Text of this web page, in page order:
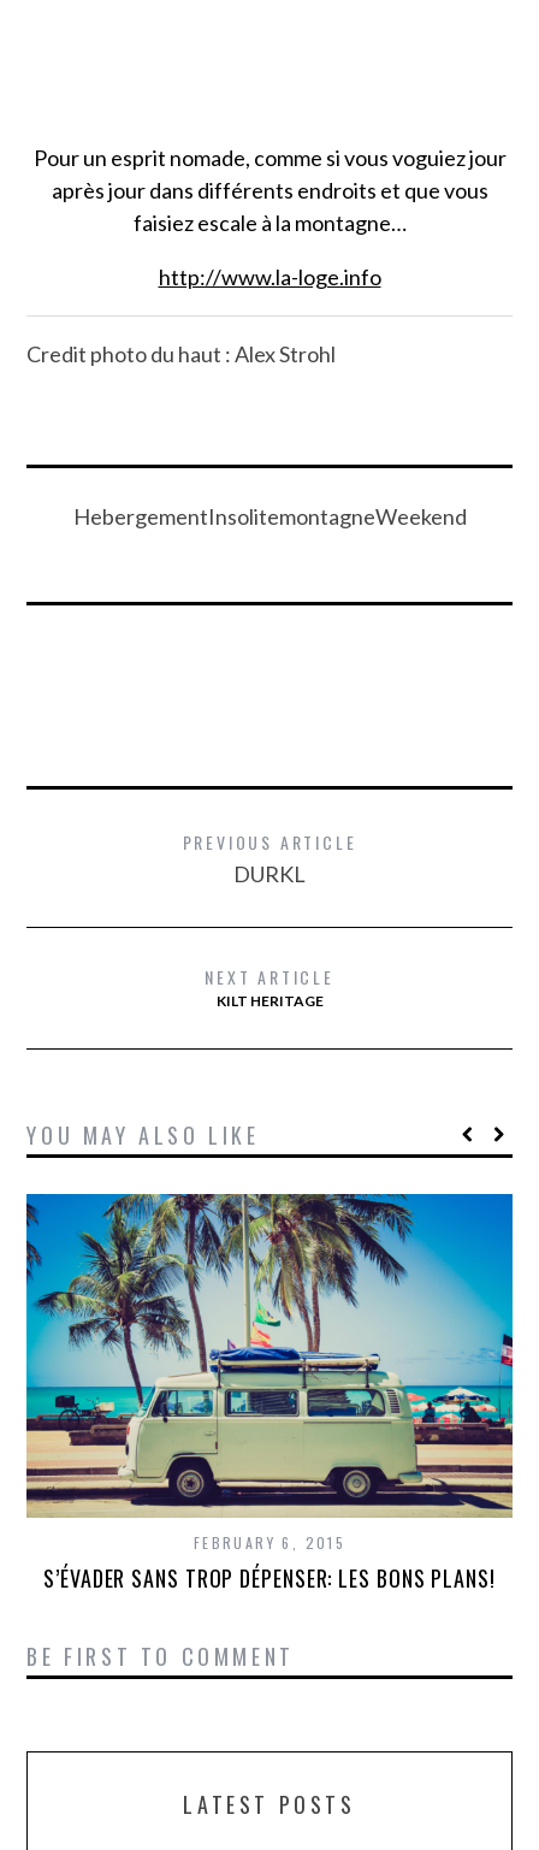
Pour un esprit nomade, comme si vous voguiez jour
après jour dans différents endroits et que vous
faisiez escale à la montagne…
http://www.la-loge.info
Credit photo du haut : Alex Strohl
HebergementInsolitemontagneWeekend
PREVIOUS ARTICLE
DURKL
NEXT ARTICLE
KILT HERITAGE
YOU MAY ALSO LIKE
FEBRUARY 6, 2015
S’ÉVADER SANS TROP DÉPENSER: LES BONS PLANS!
BE FIRST TO COMMENT
LATEST POSTS